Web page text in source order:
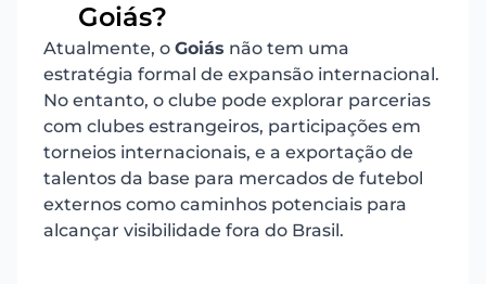
Goiás?
Atualmente, o Goiás não tem uma
estratégia formal de expansão internacional.
No entanto, o clube pode explorar parcerias
com clubes estrangeiros, participações em
torneios internacionais, e a exportação de
talentos da base para mercados de futebol
externos como caminhos potenciais para
alcançar visibilidade fora do Brasil.